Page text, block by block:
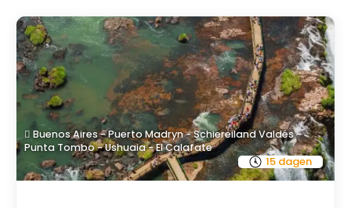
15 dagen
Buenos Aires - Puerto Madryn - Schiereiland Valdés -
Punta Tombo - Ushuaia - El Calafate